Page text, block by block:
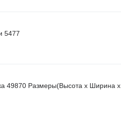
5477
49870 Размеры(Высота х Ширина х